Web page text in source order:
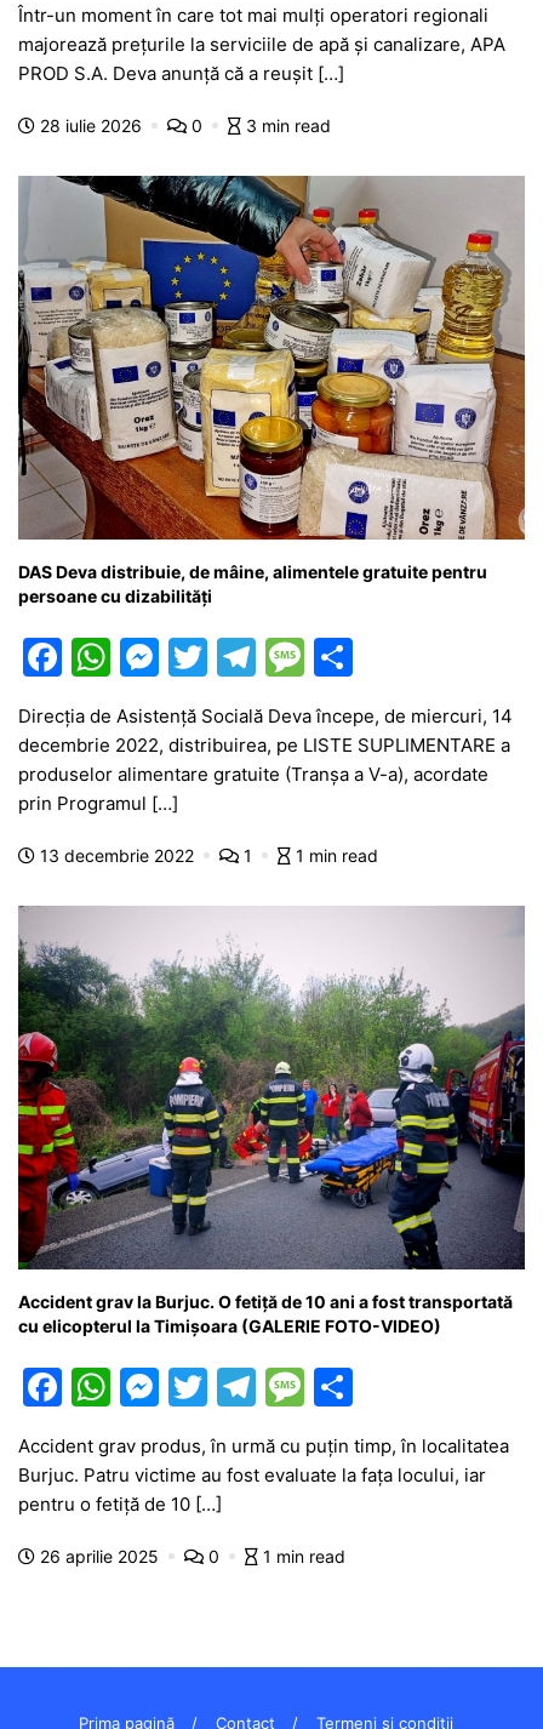
c
e
b
o
at
s
A
p
s
s
e
g
er
itt
er
e
gr
a
s
s
a
g
e
ta
je
ă
Într-un moment în care tot mai mulți operatori regionali
majorează prețurile la serviciile de apă și canalizare, APA
PROD S.A. Deva anunță că a reușit […]
28 iulie 2026 0 3 min read
DAS Deva distribuie, de mâine, alimentele gratuite pentru
persoane cu dizabilități
F
c
e
b
o
W
at
s
A
p
M
s
s
e
n
T
itt
er
T
e
gr
m
M
s
s
g
ta
je
z
Direcția de Asistență Socială Deva începe, de miercuri, 14
decembrie 2022, distribuirea, pe LISTE SUPLIMENTARE a
produselor alimentare gratuite (Tranșa a V-a), acordate
prin Programul […]
13 decembrie 2022 1 1 min read
Accident grav la Burjuc. O fetiță de 10 ani a fost transportată
cu elicopterul la Timișoara (GALERIE FOTO-VIDEO)
F
c
e
b
o
k
W
at
s
A
M
s
s
e
er
T
itt
er
T
e
a
m
M
s
a
g
ta
je
Accident grav produs, în urmă cu puțin timp, în localitatea
Burjuc. Patru victime au fost evaluate la fața locului, iar
pentru o fetiță de 10 […]
26 aprilie 2025 0 1 min read
Prima pagină Contact Termeni și condiții